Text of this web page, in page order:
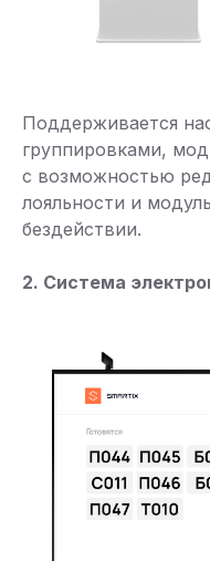
Поддерживается
группировками,
с возможностью
лояльности и
бездействии.
2. Система